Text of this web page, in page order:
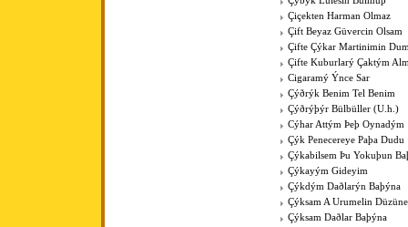
Çiçekten Harman Olmaz
Çift Beyaz Güvercin Olsam
Çifte Çýkar Martinimin
Çifte Kuburlarý Çaktým
Cigaramý Ýnce Sar
Çýðrýk Benim Tel Benim
Çýðrýþýr Bülbüller (U.h.)
Cýhar Attým Þeþ Oynadým
Çýk Penecereye Paþa Dudu
Çýkabilsem Þu Yokuþun
Çýkayým Gideyim
Çýkdým Daðlarýn Baþýna
Çýksam A Urumelin Düzüne
Çýksam Daðlar Baþýna